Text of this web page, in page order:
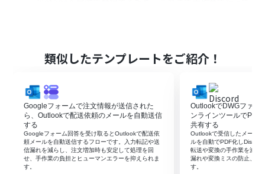
■フローボットの流れ
はじめに、OutlookとkintoneをYoomと連携します。
次に、トリガーでOutlookを選択し、「特定の件名のメー
ルを受信したら」というアクションを設定し、対象とする
メールの条件を指定します。
続いて、オペレーションでOutlookの「メールの添付ファ
イルの情報を取得する」アクションと「メールの添付ファ
イルをダウンロード」アクションを設定します。
次に、オペレーションでAI機能の「テキストからデータを
類似したテンプレートをご紹介！
Googleフォームで注文情報が送信された
ら、Outlookで配送依頼のメールを自動送信
する
Googleフォーム回答を受け取るとOutlookで配送依
頼メールを自動送信するフローです。入力転記や送
信漏れを減らし、注文増加時も安定して処理を回
せ、手作業の負担とヒューマンエラーを抑えられま
す。
OutlookでDWGファイ
ンラインツールで
共有する
Outlookで受信したメール
ルを自動でPDF化し
転送や変換の手作業を減ら
漏れや変換ミスの防止、業
す。